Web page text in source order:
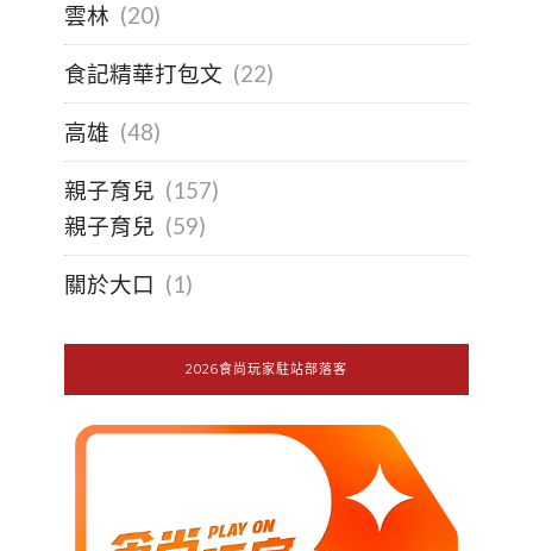
雲林 (20)
食記精華打包文 (22)
高雄 (48)
親子育兒 (157)
親子育兒 (59)
關於大口 (1)
2026食尚玩家駐站部落客